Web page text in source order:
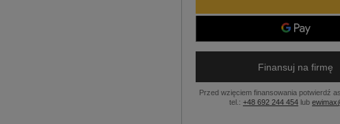
Finansuj na firmę
Przed wzięciem finansowania potwierdź
tel.:+48 692 244 454 lub